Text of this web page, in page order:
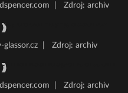
Zdroj: archiv
glassor.cz
Zdroj: archiv
Zdroj: archiv